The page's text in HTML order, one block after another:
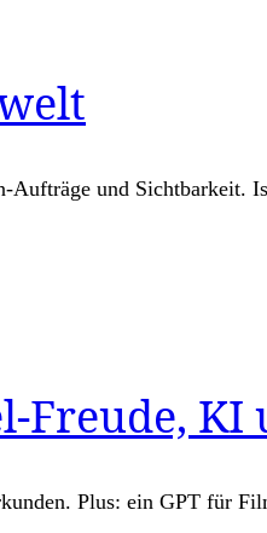
Aufträge und Sichtbarkeit.
Freude,
Plus: ein GPT für